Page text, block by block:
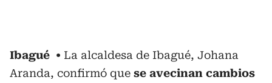
Ibagué
La alcaldesa de Ibagué, Johana
Aranda, confirmó que se avecinan cambios